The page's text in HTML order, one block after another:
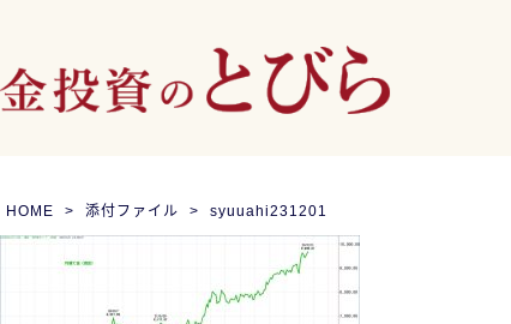
HOME 添付ファイル syuuahi231201